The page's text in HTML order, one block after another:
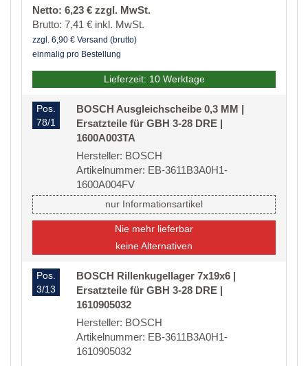
Netto: 6,23 € zzgl. MwSt.
Brutto: 7,41 € inkl. MwSt.
zzgl. 6,90 € Versand (brutto)
einmalig pro Bestellung
Lieferzeit: 10 Werktage
Pos.
78/1
BOSCH Ausgleichscheibe 0,3 MM |
Ersatzteile für GBH 3-28 DRE |
1600A003TA
Hersteller: BOSCH
Artikelnummer: EB-3611B3A0H1-
1600A004FV
nur Informationsartikel
Nie mehr lieferbar
keine Alternativen
Pos.
3/13
BOSCH Rillenkugellager 7x19x6 |
Ersatzteile für GBH 3-28 DRE |
1610905032
Hersteller: BOSCH
Artikelnummer: EB-3611B3A0H1-
1610905032